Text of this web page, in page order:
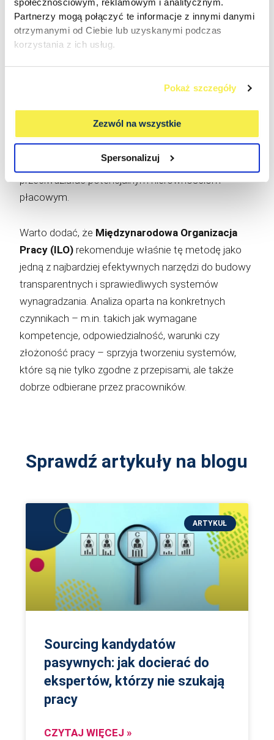
społecznościowym, reklamowym i analitycznym.
Partnerzy mogą połączyć te informacje z innymi danymi
otrzymanymi od Ciebie lub uzyskanymi podczas
korzystania z ich usług.
Pokaż szczegóły
Zezwól na wszystkie
Spersonalizuj
pełni odpowiada nazałożenia Dyrektywy UE
2023/970
, która kładzie nacisk na przejrzystość i
równość wynagrodzeń.
– pozwala na precyzyjne
porównywanie stanowisk w oparciu o jasno
zdefiniowane i mierzalne kryteria. Dzięki temu
organizacje mogą nie tylko sprawiedliwie ustalać
poziomy wynagrodzeń, ale też skutecznie
przeciwdziałać potencjalnym nierównościom
płacowym.
Warto dodać, że Międzynarodowa Organizacja
Pracy (ILO) rekomenduje właśnie tę metodę jako
jedną z najbardziej efektywnych narzędzi do budowy
transparentnych i sprawiedliwych systemów
wynagradzania. Analiza oparta na konkretnych
czynnikach – m.in. takich jak wymagane
kompetencje, odpowiedzialność, warunki czy
złożoność pracy – sprzyja tworzeniu systemów,
które są nie tylko zgodne z przepisami, ale także
dobrze odbierane przez pracowników.
Sprawdź artykuły na blogu
ARTYKUŁ
Sourcing kandydatów
pasywnych: jak docierać do
ekspertów, którzy nie szukają
pracy
CZYTAJ WIĘCEJ »